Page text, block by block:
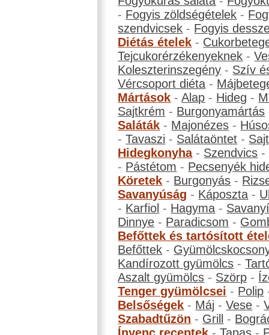
- Fogyis zöldségételek -
szendvicsek - Fogyis
Diétás ételek -
Tejcukorérzékenyeknek -
Koleszterinszegény - Szív
Vércsoport diéta -
Mártások -Alap - Hideg -
Sajtkrém - Burgonyamártás
Saláták - Majonézes -
-Tavaszi - Salátaöntet -
Hidegkonyha- Szendvics -
- Pástétom - Pecsenyék
Köretek - Burgonyás -
Savanyúság - Káposzta -
- Karfiol - Hagyma -
Dinnye - Paradicsom -
Befőttek és tartósított
Befőttek -
Kandírozott gyümölcs -
Aszalt gyümölcs - Szörp -
Tenger gyümölcsei - Polip
Belsőségek - Máj -Vese -
Szabadtűzön - Grill -